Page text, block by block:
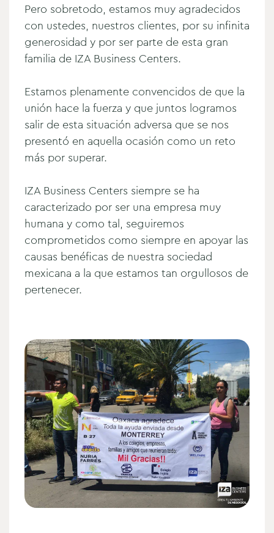
Pero sobretodo, estamos muy agradecidos
con ustedes, nuestros clientes, por su infinita
generosidad y por ser parte de esta gran
familia de IZA Business Centers.
Estamos plenamente convencidos de que la
unión hace la fuerza y que juntos logramos
salir de esta situación adversa que se nos
presentó en aquella ocasión como un reto
más por superar.
IZA Business Centers siempre se ha
caracterizado por ser una empresa muy
humana y como tal, seguiremos
comprometidos como siempre en apoyar las
causas benéficas de nuestra sociedad
mexicana a la que estamos tan orgullosos de
pertenecer.